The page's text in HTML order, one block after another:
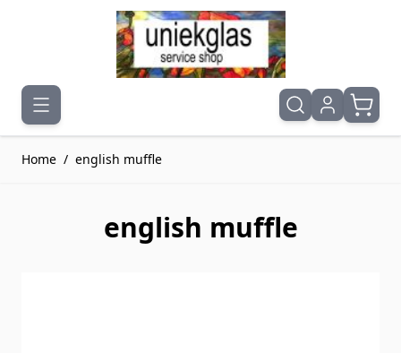
Ga naar de inhoud
Home / english muffle
english muffle